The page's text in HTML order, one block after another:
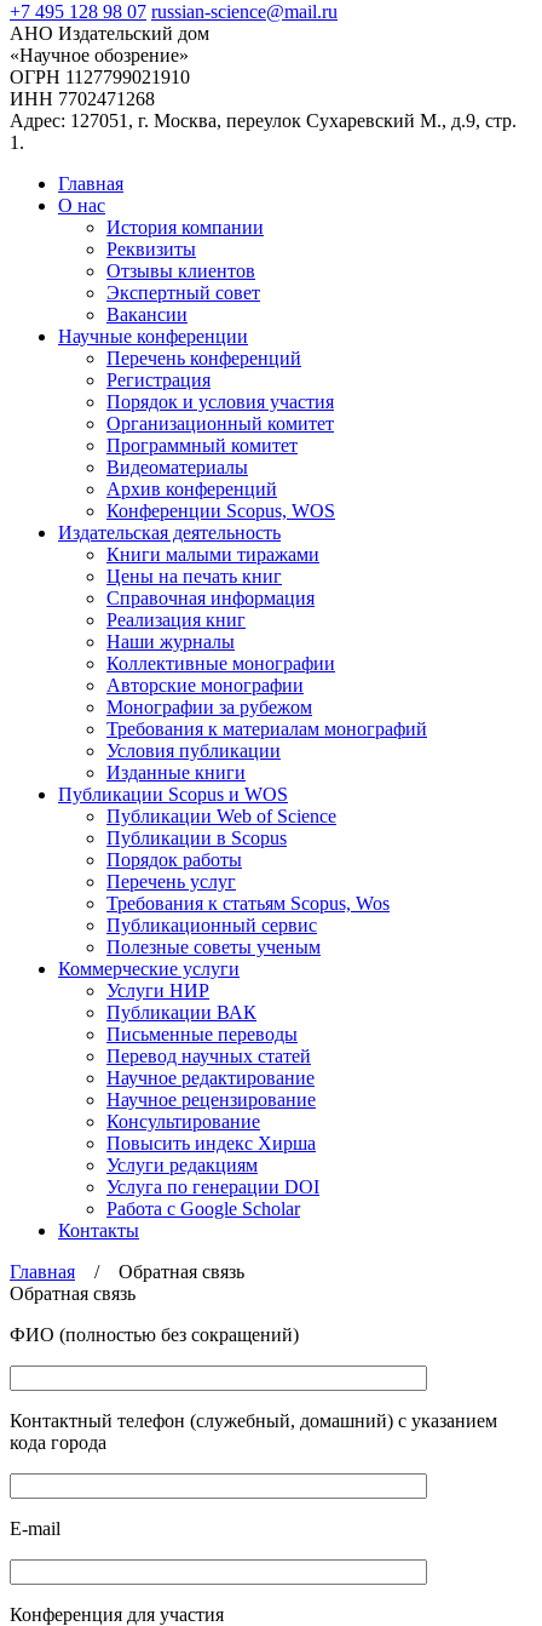
+7 495 128 98 07 russian-science@mail.ru
АНО Издательский дом
«Научное обозрение»
ОГРН 1127799021910
ИНН 7702471268
Адрес: 127051, г. Москва, переулок Сухаревский М., д.9, стр.
1.
Главная
О нас
История компании
Реквизиты
Отзывы клиентов
Экспертный совет
Вакансии
Научные конференции
Перечень конференций
Регистрация
Порядок и условия участия
Организационный комитет
Программный комитет
Видеоматериалы
Архив конференций
Конференции Scopus, WOS
Издательская деятельность
Книги малыми тиражами
Цены на печать книг
Справочная информация
Реализация книг
Наши журналы
Коллективные монографии
Авторские монографии
Монографии за рубежом
Требования к материалам монографий
Условия публикации
Изданные книги
Публикации Scopus и WOS
Публикации Web of Science
Публикации в Scopus
Порядок работы
Перечень услуг
Требования к статьям Scopus, Wos
Публикационный сервис
Полезные советы ученым
Коммерческие услуги
Услуги НИР
Публикации ВАК
Письменные переводы
Перевод научных статей
Научное редактирование
Научное рецензирование
Консультирование
Повысить индекс Хирша
Услуги редакциям
Услуга по генерации DOI
Работа с Google Scholar
Контакты
Главная / Обратная связь
Обратная связь
ФИО (полностью без сокращений)
Контактный телефон (служебный, домашний) с указанием
кода города
E-mail
Конференция для участия